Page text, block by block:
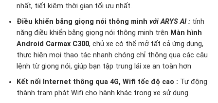
nhất, tiết kiệm thời gian tối ưu nhất.
Điều khiển bằng giọng nói thông minh với ARYS AI : tính
năng điều khiển bằng giọng nói thông minh trên Màn hình
Android Carmax C300, chủ xe có thể mở tất cả ứng dụng,
thực hiện mọi thao tác nhanh chóng chỉ thông qua các câu
lệnh từ giọng nói, giúp bạn tập trung lái xe an toàn hơn
Kết nối Internet thông qua 4G, Wifi tốc độ cao : Tự động
thành trạm phát Wifi cho hành khác trong xe sử dụng.